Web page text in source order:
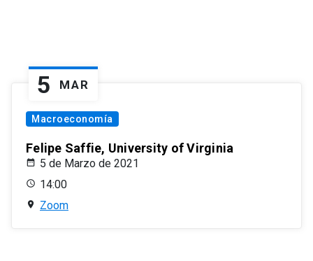
5 MAR
Macroeconomía
Felipe Saffie, University of Virginia
5 de Marzo de 2021
14:00
Zoom